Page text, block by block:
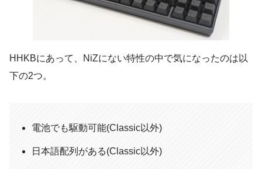
HHKBにあって、NiZにない特性の中で気になったのは以
下の2つ。
電池でも駆動可能(Classic以外)
日本語配列がある(Classic以外)